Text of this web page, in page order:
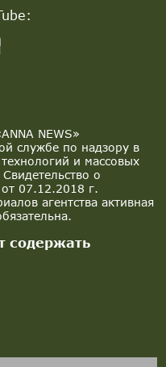
NEWS»
службе по надзору в
и массовых
о
07.12.2018 г.
агентства активная
содержать